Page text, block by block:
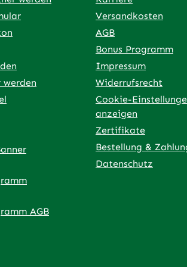
Link) Link)
Tab (externer Link)
Tab (externer Link)
neuem Tab (externer Link)
– öffnet in neuem Tab (externer Link)
werden
AGB
Versandkosten
AGB
Bonus Programm
Impressum
Widerrufsrecht
Cookie-
anzeigen
Zertifikate
Bestellung &
Datenschutz